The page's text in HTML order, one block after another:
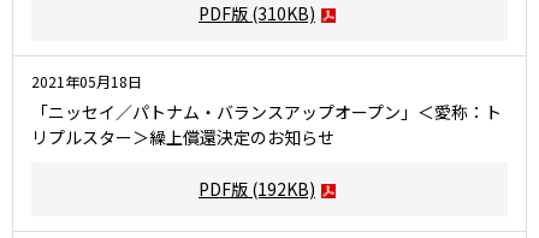
PDF版 (310KB)
2021年05月18日
「ニッセイ／パトナム・バランスアップオープン」＜愛称：ト
リプルスター＞繰上償還決定のお知らせ
PDF版 (192KB)